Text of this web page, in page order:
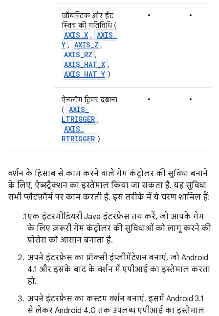
जॉयस्टिक और हैट
स्विच की गतिविधि (
AXIS_X , AXIS_
Y , AXIS_Z ,
AXIS_RZ ,
AXIS_HAT_X ,
AXIS_HAT_Y )
• •
ऐनलॉग ट्रिगर दबाना
( AXIS_
LTRIGGER ,
AXIS_
RTRIGGER )
• •
वर्शन के हिसाब से काम करने वाले गेम कंट्रोलर की सुविधा बनाने
के लिए, ऐब्स्ट्रैक्शन का इस्तेमाल किया जा सकता है. यह सुविधा
सभी प्लैटफ़ॉर्म पर काम करती है. इस तरीके में ये चरण शामिल हैं:
एक इंटरमीडियरी Java इंटरफ़ेस तय करें, जो आपके गेम
के लिए ज़रूरी गेम कंट्रोलर की सुविधाओं को लागू करने की
प्रोसेस को आसान बनाता है.
अपने इंटरफ़ेस का प्रॉक्सी इंप्लीमेंटेशन बनाएं, जो Android
4.1 और इसके बाद के वर्शन में एपीआई का इस्तेमाल करता
हो.
अपने इंटरफ़ेस का कस्टम वर्शन बनाएं. इसमें Android 3.1
से लेकर Android 4.0 तक उपलब्ध एपीआई का इस्तेमाल